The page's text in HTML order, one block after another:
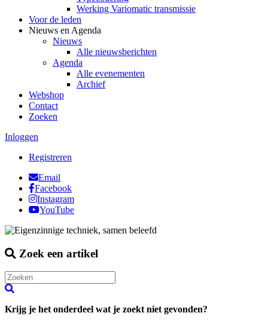
Werking Variomatic transmissie
Voor de leden
Nieuws en Agenda
Nieuws
Alle nieuwsberichten
Agenda
Alle evenementen
Archief
Webshop
Contact
Zoeken
Inloggen
Registreren
Email
Facebook
Instagram
YouTube
Zoek een artikel
Krijg je het onderdeel wat je zoekt niet gevonden?